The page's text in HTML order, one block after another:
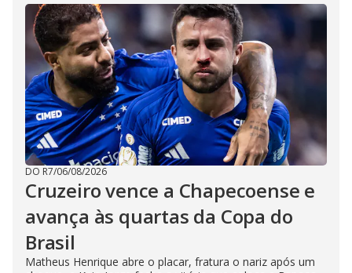
DO R7/06/08/2026
Cruzeiro vence a Chapecoense e
avança às quartas da Copa do
Brasil
Matheus Henrique abre o placar, fratura o nariz após um